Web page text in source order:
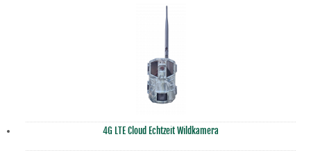
4G LTE Cloud Echtzeit Wildkamera